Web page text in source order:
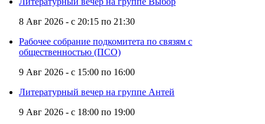
8 Авг 2026 - с 20:15 по 21:30
Рабочее собрание подкомитета по связям с
общественностью (ПСО)
9 Авг 2026 - с 15:00 по 16:00
Литературный вечер на группе Антей
9 Авг 2026 - с 18:00 по 19:00